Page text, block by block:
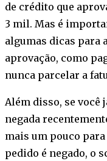
de crédito que
3 mil. Mas é
algumas dicas para
aprovação, como
nunca parcelar a
Além disso, se você
negada
mais um pouco
pedido é negado, o